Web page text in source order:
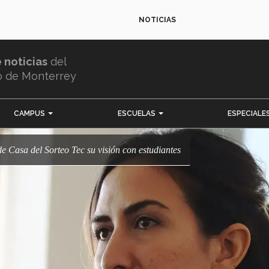
NOTICIAS
noticias del
de Monterrey
CAMPUS ESCUELAS
Casa del Sorteo Tec su visión con estudiantes